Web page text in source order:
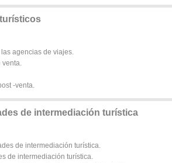
agencias de viajes.
-venta.
de intermediación turística
de intermediación turística.
de intermediación turística.